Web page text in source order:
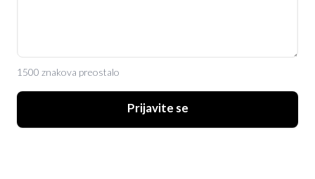
1500 znakova preostalo
Prijavite se